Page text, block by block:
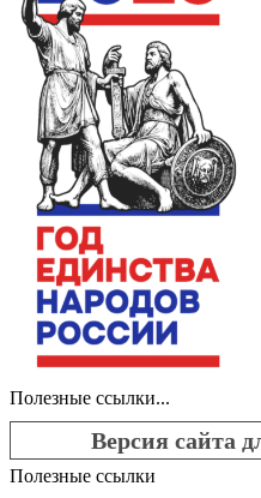
Полезные ссылки...
Версия сайта
Полезные ссылки